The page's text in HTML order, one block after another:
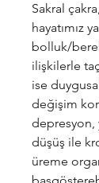
Sakral
hayatımız
bolluk/
ilişkilerle
ise
değişim
depresyon,
düşüş ile
üreme